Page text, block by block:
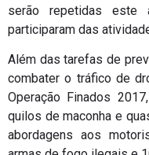
serão repetidas este
participaram das
Além das tarefas de
combater o tráfico de
Operação Finados
quilos de maconha e
abordagens aos